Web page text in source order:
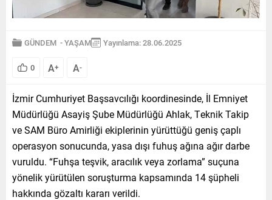
GÜNDEM -YAŞAM Yayınlama: 28.06.2025
0 A+ A-
İzmir Cumhuriyet Başsavcılığı koordinesinde, İl Emniyet
Müdürlüğü Asayiş Şube Müdürlüğü Ahlak, Teknik Takip
ve SAM Büro Amirliği ekiplerinin yürüttüğü geniş çaplı
operasyon sonucunda, yasa dışı fuhuş ağına ağır darbe
vuruldu. “Fuhşa teşvik, aracılık veya zorlama” suçuna
yönelik yürütülen soruşturma kapsamında 14 şüpheli
hakkında gözaltı kararı verildi.